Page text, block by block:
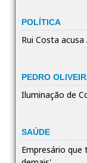
POLÍTICA
Rui Costa
PEDRO
Iluminação de
SAÚDE
Empresário